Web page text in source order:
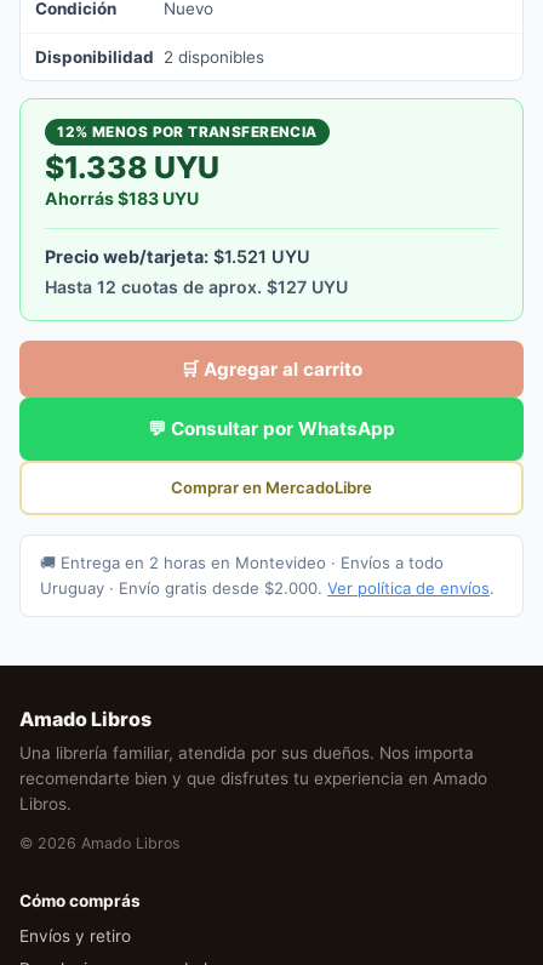
Condición Nuevo
Disponibilidad 2 disponibles
12% MENOS POR TRANSFERENCIA
$1.338 UYU
Ahorrás $183 UYU
Precio web/tarjeta: $1.521 UYU
Hasta 12 cuotas de aprox. $127 UYU
🛒 Agregar al carrito
💬 Consultar por WhatsApp
Comprar en MercadoLibre
🚚 Entrega en 2 horas en Montevideo · Envíos a todo
Uruguay · Envío gratis desde $2.000. Ver política de envíos.
Amado Libros
Una librería familiar, atendida por sus dueños. Nos importa
recomendarte bien y que disfrutes tu experiencia en Amado
Libros.
© 2026 Amado Libros
Cómo comprás
Envíos y retiro